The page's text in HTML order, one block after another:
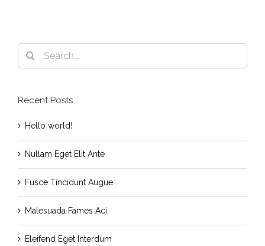
Search
for:
Recent Posts
Hello world!
Nullam Eget Elit Ante
Fusce Tincidunt Augue
Malesuada Fames Aci
Eleifend Eget Interdum